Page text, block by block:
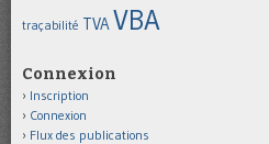
traçabilité TVA VBA
Connexion
Inscription
Connexion
Flux des publications